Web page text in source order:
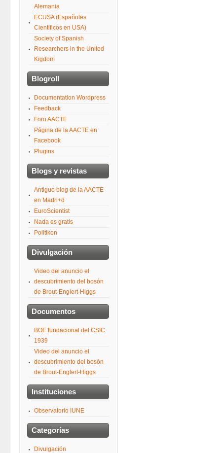
Alemania
ECUSA (Españoles
Cientificos en USA)
Society of Spanish
Researchers in the United
Kigdom
Blogroll
Documentation Wordpress
Feedback
Foro AACTE
Página de la AACTE en
Facebook
Plugins
Blogs y revistas
Antiguo blog de la AACTE
en Madri+d
EuroScientist
Nada es gratis
Politikon
Divulgación
Video del anuncio el
descubrimiento del bosón
de Brout-Englert-Higgs
Documentos
BOE fundacional del CSIC
1939
Video del anuncio el
descubrimiento del bosón
de Brout-Englert-Higgs
Instituciones
Observatorio IUNE
Categorías
Divulgación